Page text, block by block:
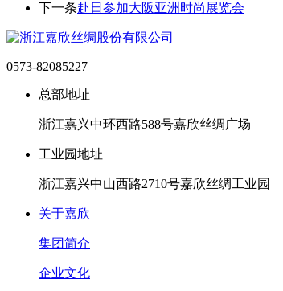
下一条赴日参加大阪亚洲时尚展览会
0573-82085227
总部地址
浙江嘉兴中环西路588号嘉欣丝绸广场
工业园地址
浙江嘉兴中山西路2710号嘉欣丝绸工业园
关于嘉欣
集团简介
企业文化